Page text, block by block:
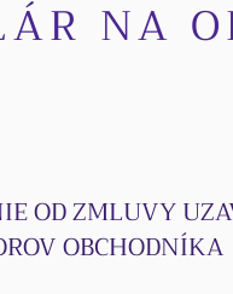
NA
OD ZMLUVY
OBCHODNÍKA